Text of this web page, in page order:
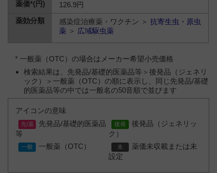
126.9円
感染症治療薬・ワクチン ＞抗寄生虫・原虫
薬 ＞ 広域駆虫薬
* 一般薬（OTC）の場合はメーカー希望小売価格
検索結果は、先発品/基礎的医薬品等＞後発品（ジェネリ
ック）＞一般薬（OTC）の順に表示し、同じ先発品/基礎
的医薬品等の中では一般名の50音順で並びます
アイコンの意味
先発品/基礎的医薬品
等
後発品（ジェネリッ
ク）
一般薬（OTC）
薬価未収載または未
設定